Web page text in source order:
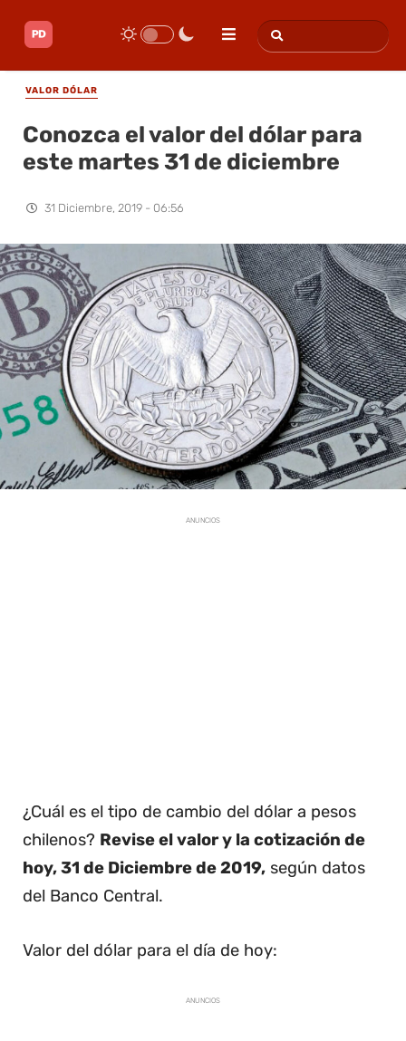
VALOR DÓLAR
Conozca el valor del dólar para
este martes 31 de diciembre
31 Diciembre, 2019 - 06:56
ANUNCIOS
¿Cuál es el tipo de cambio del dólar a pesos
chilenos? Revise el valor y la cotización de
hoy, 31 de Diciembre de 2019, según datos
del Banco Central.
Valor del dólar para el día de hoy:
ANUNCIOS